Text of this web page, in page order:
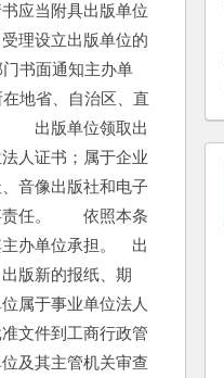
应当附具出版单位
理设立出版单位的
书面通知主办单
地省、自治区、直
　出版单位领取出
人证书；属于企业
音像出版社和电子
任。　　依照本条
办单位承担。　出
版新的报纸、期
属于事业单位法人
文件到工商行政管
及其主管机关审查